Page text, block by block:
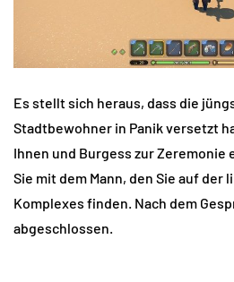
Es stellt sich heraus, dass die
Stadtbewohner in Panik versetzt
Ihnen und Burgess zur Zeremonie
Sie mit dem Mann, den Sie auf der
Komplexes finden. Nach dem
abgeschlossen.